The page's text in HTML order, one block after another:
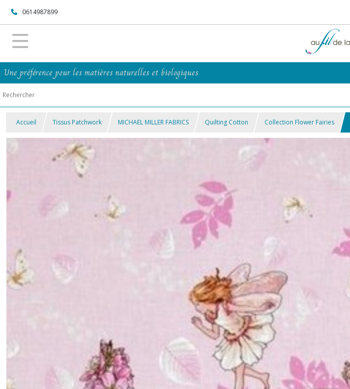
0614987899
Une préférence pour les matières naturelles et biologiques
Accueil Tissus Patchwork MICHAEL MILLER FABRICS Quilting Cotton Collection Flower Fairies